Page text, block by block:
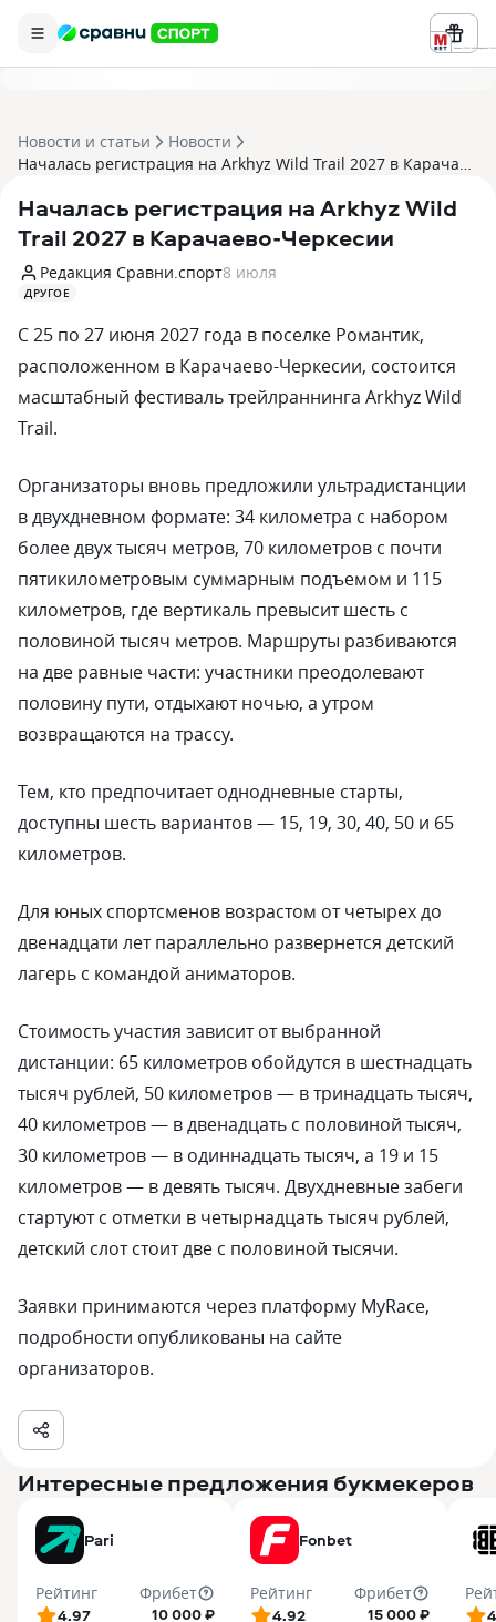
Реклама ООО «БК «Марафон» ИНН
Новости и статьи
Новости
Началась регистрация на Arkhyz Wild Trail 2027 в Карачаево-Черкесии
Началась регистрация на Arkhyz Wild
Trail 2027 в Карачаево-Черкесии
Редакция Сравни.спорт8 июля
ДРУГОЕ
С 25 по 27 июня 2027 года в поселке Романтик,
расположенном в Карачаево-Черкесии, состоится
масштабный фестиваль трейлраннинга Arkhyz Wild
Trail.
Организаторы вновь предложили ультрадистанции
в двухдневном формате: 34 километра с набором
более двух тысяч метров, 70 километров с почти
пятикилометровым суммарным подъемом и 115
километров, где вертикаль превысит шесть с
половиной тысяч метров. Маршруты разбиваются
на две равные части: участники преодолевают
половину пути, отдыхают ночью, а утром
возвращаются на трассу.
Тем, кто предпочитает однодневные старты,
доступны шесть вариантов — 15, 19, 30, 40, 50 и 65
километров.
Для юных спортсменов возрастом от четырех до
двенадцати лет параллельно развернется детский
лагерь с командой аниматоров.
Стоимость участия зависит от выбранной
дистанции: 65 километров обойдутся в шестнадцать
тысяч рублей, 50 километров — в тринадцать тысяч,
40 километров — в двенадцать с половиной тысяч,
30 километров — в одиннадцать тысяч, а 19 и 15
километров — в девять тысяч. Двухдневные забеги
стартуют с отметки в четырнадцать тысяч рублей,
детский слот стоит две с половиной тысячи.
Заявки принимаются через платформу MyRace,
подробности опубликованы на сайте
организаторов.
Интересные предложения букмекеров
Pari
Рейтинг
4.97
Фрибет
10 000 ₽
Fonbet
Рейтинг
4.92
Фрибет
15 000 ₽